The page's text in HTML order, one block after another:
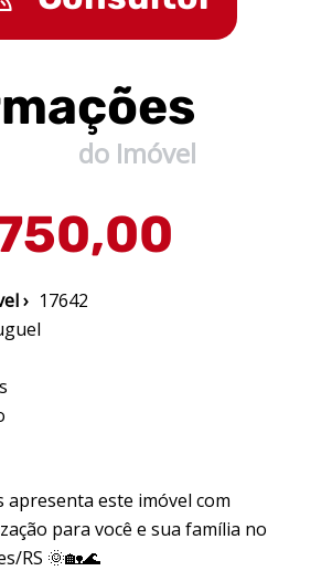
do Imóvel
› 17642
apresenta este imóvel com
para você e sua família no
RS 🌞🏡🌊